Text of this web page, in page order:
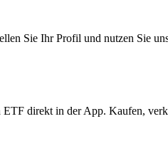
Sie Ihr Profil und nutzen Sie
direkt in der App. Kaufen,